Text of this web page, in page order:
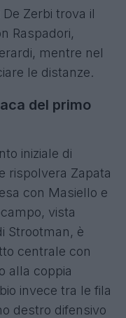
Zerbi trova il
Raspadori,
mentre nel
le distanze.
del primo
iniziale di
rispolvera Zapata
con Masiello e
vista
Strootman, è
centrale con
alla coppia
invece tra le fila
destro difensivo